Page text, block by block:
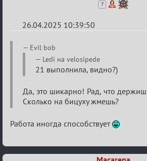
7
26.04.2025 10:39:50
Re:
Sweet
⚡Evil
Evil bob
Ledi на velosipede
21 выполнила, видно?)
Да, это шикарно! Рад, что
Сколько на бицуху жмешь?
Работа иногда способствует